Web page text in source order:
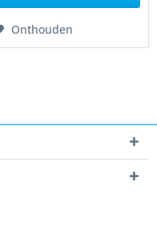
Onthouden